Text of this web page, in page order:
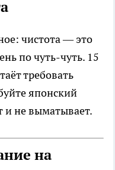
чистота — это
по чуть-чуть. 15
требовать
японский
и не выматывает.
на